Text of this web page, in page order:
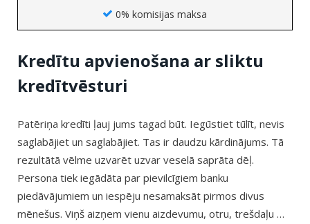
0% komisijas maksa
Kredītu apvienošana ar sliktu
kredītvēsturi
Patēriņa kredīti ļauj jums tagad būt. Iegūstiet tūlīt, nevis
saglabājiet un saglabājiet. Tas ir daudzu kārdinājums. Tā
rezultātā vēlme uzvarēt uzvar veselā saprāta dēļ.
Persona tiek iegādāta par pievilcīgiem banku
piedāvājumiem un iespēju nesamaksāt pirmos divus
mēnešus. Viņš aizņem vienu aizdevumu, otru, trešdaļu …